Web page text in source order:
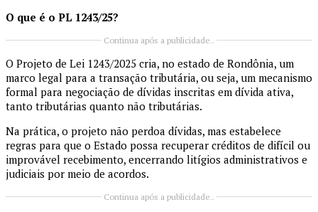
O que é o PL 1243/25?
Continua após a publicidade..
O Projeto de Lei 1243/2025 cria, no estado de Rondônia, um
marco legal para a transação tributária, ou seja, um mecanismo
formal para negociação de dívidas inscritas em dívida ativa,
tanto tributárias quanto não tributárias.
Na prática, o projeto não perdoa dívidas, mas estabelece
regras para que o Estado possa recuperar créditos de difícil ou
improvável recebimento, encerrando litígios administrativos e
judiciais por meio de acordos.
Continua após a publicidade..